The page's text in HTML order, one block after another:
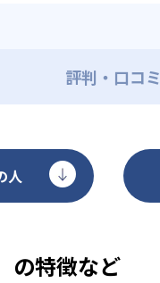
評判・口コミ
人
の特徴など